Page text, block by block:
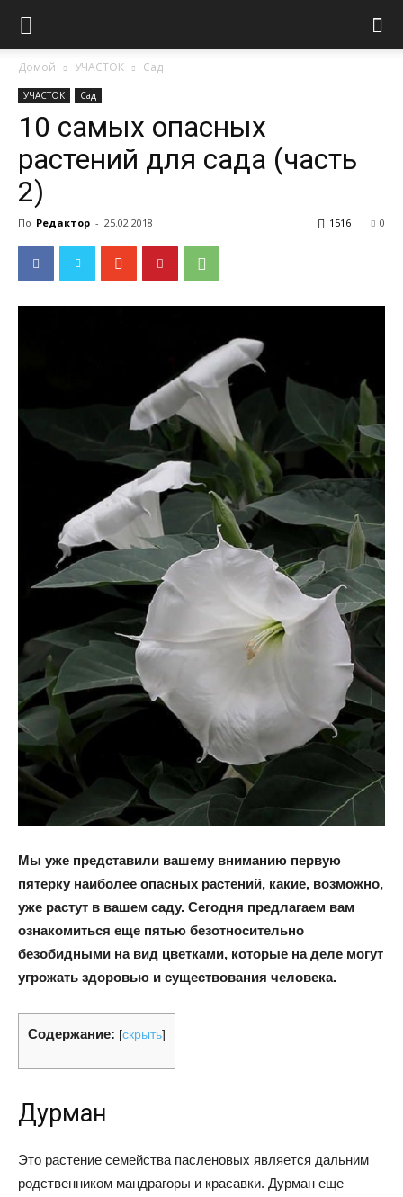
Домой УЧАСТОК Сад
УЧАСТОК Сад
10 самых опасных
растений для сада (часть
2)
По Редактор - 25.02.2018 0
1516
Мы уже представили вашему вниманию первую
пятерку наиболее опасных растений, какие, возможно,
уже растут в вашем саду. Сегодня предлагаем вам
ознакомиться еще пятью безотносительно
безобидными на вид цветками, которые на деле могут
угрожать здоровью и существования человека.
Содержание: [скрыть]
Дурман
Это растение семейства пасленовых является дальним
родственником мандрагоры и красавки. Дурман еще